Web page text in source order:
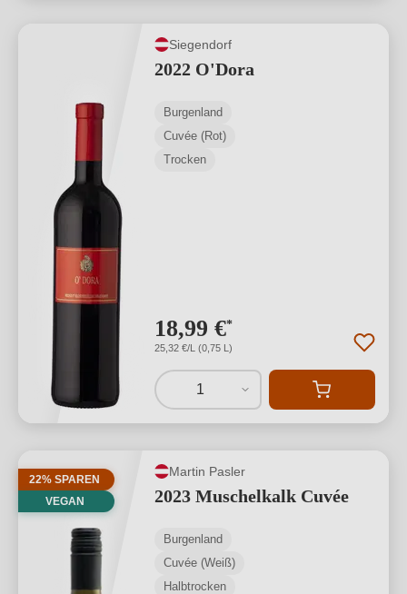
Siegendorf
2022 O'Dora
Burgenland
Cuvée (Rot)
Trocken
18,99 €*
25,32 €/L (0,75 L)
1
22% SPAREN
VEGAN
Martin Pasler
2023 Muschelkalk Cuvée
Burgenland
Cuvée (Weiß)
Halbtrocken